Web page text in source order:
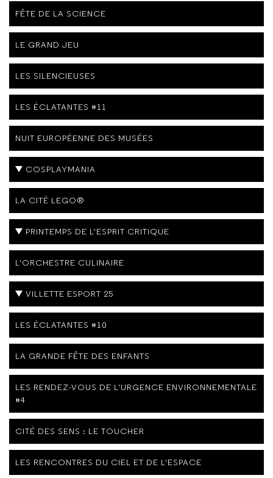
FÊTE DE LA SCIENCE
LE GRAND JEU
LES SILENCIEUSES
LES ÉCLATANTES #11
NUIT EUROPÉENNE DES MUSÉES
COSPLAYMANIA
LA CITÉ LEGO®
PRINTEMPS DE L'ESPRIT CRITIQUE
L'ORCHESTRE CULINAIRE
VILLETTE ESPORT 25
LES ÉCLATANTES #10
LA GRANDE FÊTE DES ENFANTS
LES RENDEZ-VOUS DE L'URGENCE ENVIRONNEMENTALE
#4
CITÉ DES SENS : LE TOUCHER
LES RENCONTRES DU CIEL ET DE L'ESPACE